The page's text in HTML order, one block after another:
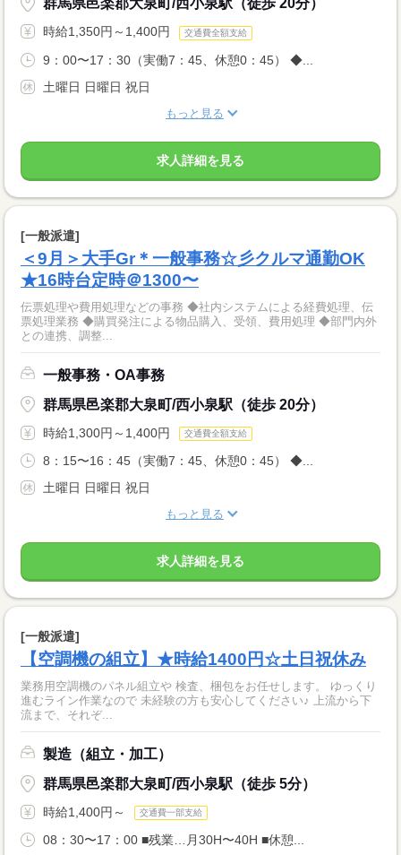
群馬県邑楽郡大泉町/西小泉駅（徒歩 20分）
時給1,350円～1,400円 交通費全額支給
9：00〜17：30（実働7：45、休憩0：45） ◆...
土曜日 日曜日 祝日
もっと見る
求人詳細を見る
[一般派遣]
＜9月＞大手Gr＊一般事務☆彡クルマ通勤OK
★16時台定時＠1300〜
伝票処理や費用処理などの事務 ◆社内システムによる経費処理、伝
票処理業務 ◆購買発注による物品購入、受領、費用処理 ◆部門内外
との連携、調整...
一般事務・OA事務
群馬県邑楽郡大泉町/西小泉駅（徒歩 20分）
時給1,300円～1,400円 交通費全額支給
8：15〜16：45（実働7：45、休憩0：45） ◆...
土曜日 日曜日 祝日
もっと見る
求人詳細を見る
[一般派遣]
【空調機の組立】★時給1400円☆土日祝休み
業務用空調機のパネル組立や 検査、梱包をお任せします。 ゆっくり
進むライン作業なので 未経験の方も安心してください♪ 上流から下
流まで、それぞ...
製造（組立・加工）
群馬県邑楽郡大泉町/西小泉駅（徒歩 5分）
時給1,400円～ 交通費一部支給
08：30〜17：00 ■残業…月30H〜40H ■休憩...